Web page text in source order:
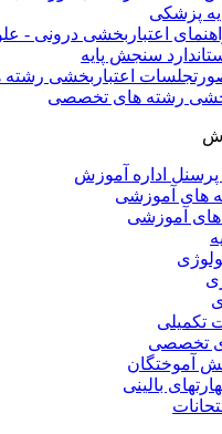
پزشکی
اعتباربخشی درونی -
سنجش پایه
اعتباربخشی رشته
رشته های تخصصی
اداره آموزش
های آموزشی
آموزشی
تکمیلی
تخصصی
آموختگان
بالینی